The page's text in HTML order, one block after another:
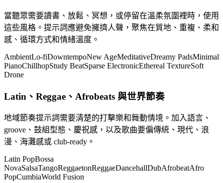
當聽眾需要讀書、放鬆、冥想，或停留在溫柔氛圍裡時，使用
這些風格。提示詞應避免擁擠人聲，聚焦在質地、重複、柔和
感、循環方式和情緒溫度。
AmbientLo-fiDowntempoNew AgeMeditativeDreamy PadsMinimal
PianoChillhopStudy BeatSparse ElectronicEthereal TextureSoft
Drone
Latin、Reggae、Afrobeats 與世界節奏
地域節奏提示詞需要清楚的打擊樂和舞動情境。加入語言、
groove、鼓組型態、慶祝感，以及歌曲要偏傳統、現代、浪
漫、海灘感或 club-ready。
Latin PopBossa
NovaSalsaTangoReggaetonReggaeDancehallDubAfrobeatAfro
PopCumbiaWorld Fusion